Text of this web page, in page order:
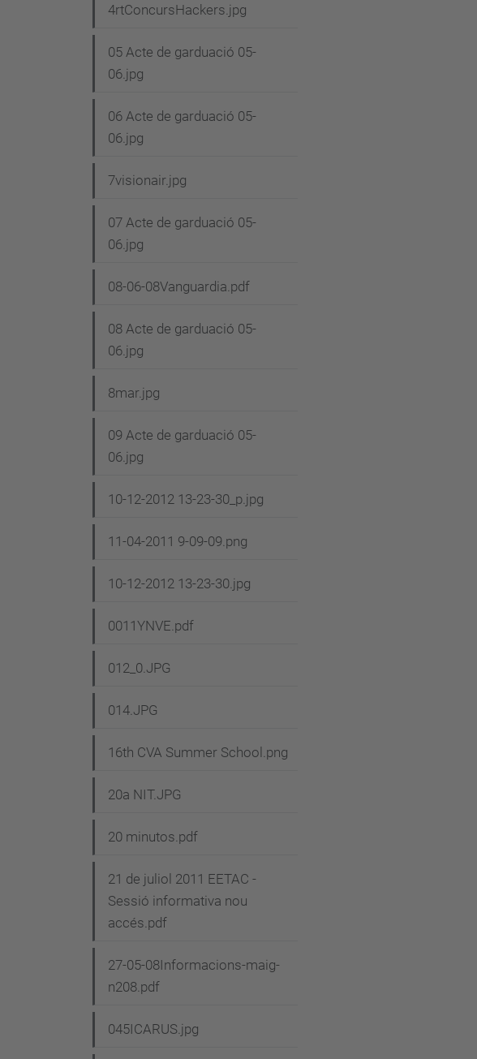
4rtConcursHackers.jpg
05 Acte de garduació 05-
06.jpg
06 Acte de garduació 05-
06.jpg
7visionair.jpg
07 Acte de garduació 05-
06.jpg
08-06-08Vanguardia.pdf
08 Acte de garduació 05-
06.jpg
8mar.jpg
09 Acte de garduació 05-
06.jpg
10-12-2012 13-23-30_p.jpg
11-04-2011 9-09-09.png
10-12-2012 13-23-30.jpg
0011YNVE.pdf
012_0.JPG
014.JPG
16th CVA Summer School.png
20a NIT.JPG
20 minutos.pdf
21 de juliol 2011 EETAC -
Sessió informativa nou
accés.pdf
27-05-08Informacions-maig-
n208.pdf
045ICARUS.jpg